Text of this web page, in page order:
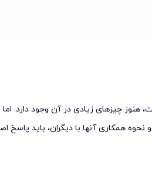
هنوز چیزهای زیادی در آن وجود دارد.
همکاری آنها با دیگران، باید پاسخ